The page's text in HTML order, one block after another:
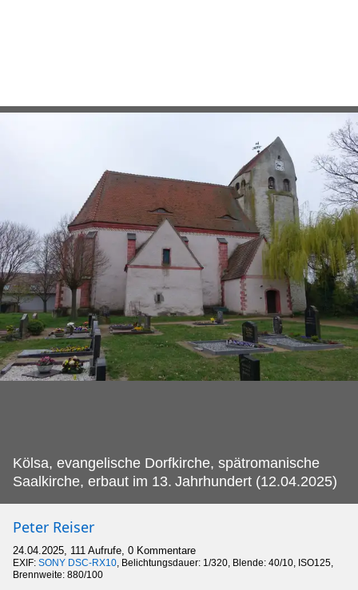
Kölsa, evangelische Dorfkirche, spätromanische
Saalkirche, erbaut im 13. Jahrhundert (12.04.2025)
Peter Reiser
24.04.2025, 111 Aufrufe, 0 Kommentare
EXIF: SONY DSC-RX10, Belichtungsdauer: 1/320, Blende: 40/10, ISO125,
Brennweite: 880/100